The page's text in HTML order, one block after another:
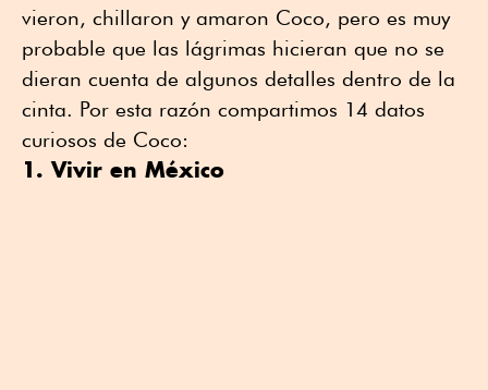
vieron, chillaron y amaron Coco, pero es muy
probable que las lágrimas hicieran que no se
dieran cuenta de algunos detalles dentro de la
cinta. Por esta razón compartimos 14 datos
curiosos de Coco:
1. Vivir en México